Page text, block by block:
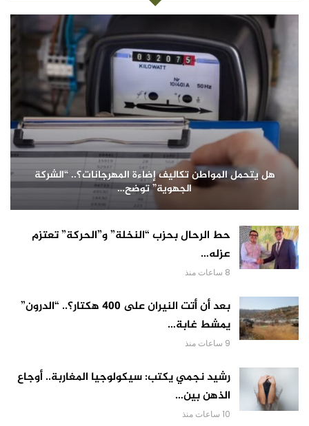
هل يتحمل المواطن تكاليف إضاءة المهرجانات؟.. “الشركة
الجهوية” توضح…
حط الرحال بحزب “النخلة” و”الحركة” تعتزم
عزله…
8 ساعات منذ
بعد أن أتت النيران على 400 هكتار؟.. “الدرون”
يمشط غابة…
9 ساعات منذ
رشيد نجمي يكتب: سيكولوجيا المغاربة.. أوجاع
الذهن بين…
10 ساعات منذ